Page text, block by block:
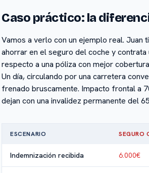
Caso práctico: la
Vamos a verlo con un ejemplo real. Juan
ahorrar en el seguro del coche y
respecto a una póliza con mejor
Un día, circulando por una carretera
frenado bruscamente. Impacto frontal a
dejan con una invalidez permanente del
ESCENARIO SEGURO
Indemnización recibida 6.000€